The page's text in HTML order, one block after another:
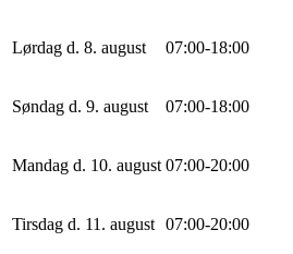
Lørdag d. 8. august 07:00-18:00
Søndag d. 9. august 07:00-18:00
Mandag d. 10. august 07:00-20:00
Tirsdag d. 11. august 07:00-20:00